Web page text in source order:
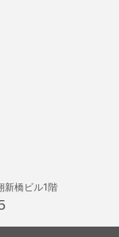
橋ビル1階